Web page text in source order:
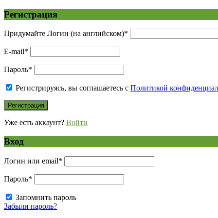
Регистрация
Придумайте Логин (на английском)*
E-mail*
Пароль*
Регистрируясь, вы соглашаетесь с Политикой
Уже есть аккаунт? Войти
Вход
Логин или email*
Пароль*
Запомнить пароль
Забыли пароль?